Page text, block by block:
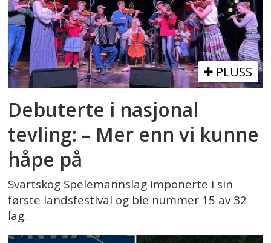
PLUSS
Debuterte i nasjonal
tevling: – Mer enn vi kunne
håpe på
Svartskog Spelemannslag imponerte i sin
første landsfestival og ble nummer 15 av 32
lag.